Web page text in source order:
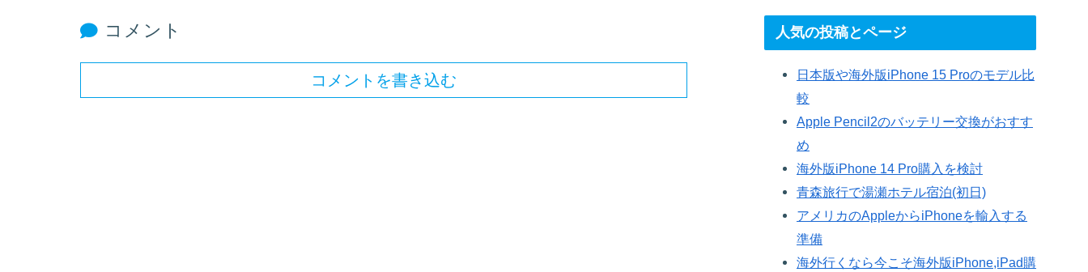
コメント
コメントを書き込む
人気の投稿とページ
日本版や海外版iPhone 15 Proのモデル比
較
Apple Pencil2のバッテリー交換がおすす
め
海外版iPhone 14 Pro購入を検討
青森旅行で湯瀬ホテル宿泊(初日)
アメリカのAppleからiPhoneを輸入する
準備
海外行くなら今こそ海外版iPhone,iPad購